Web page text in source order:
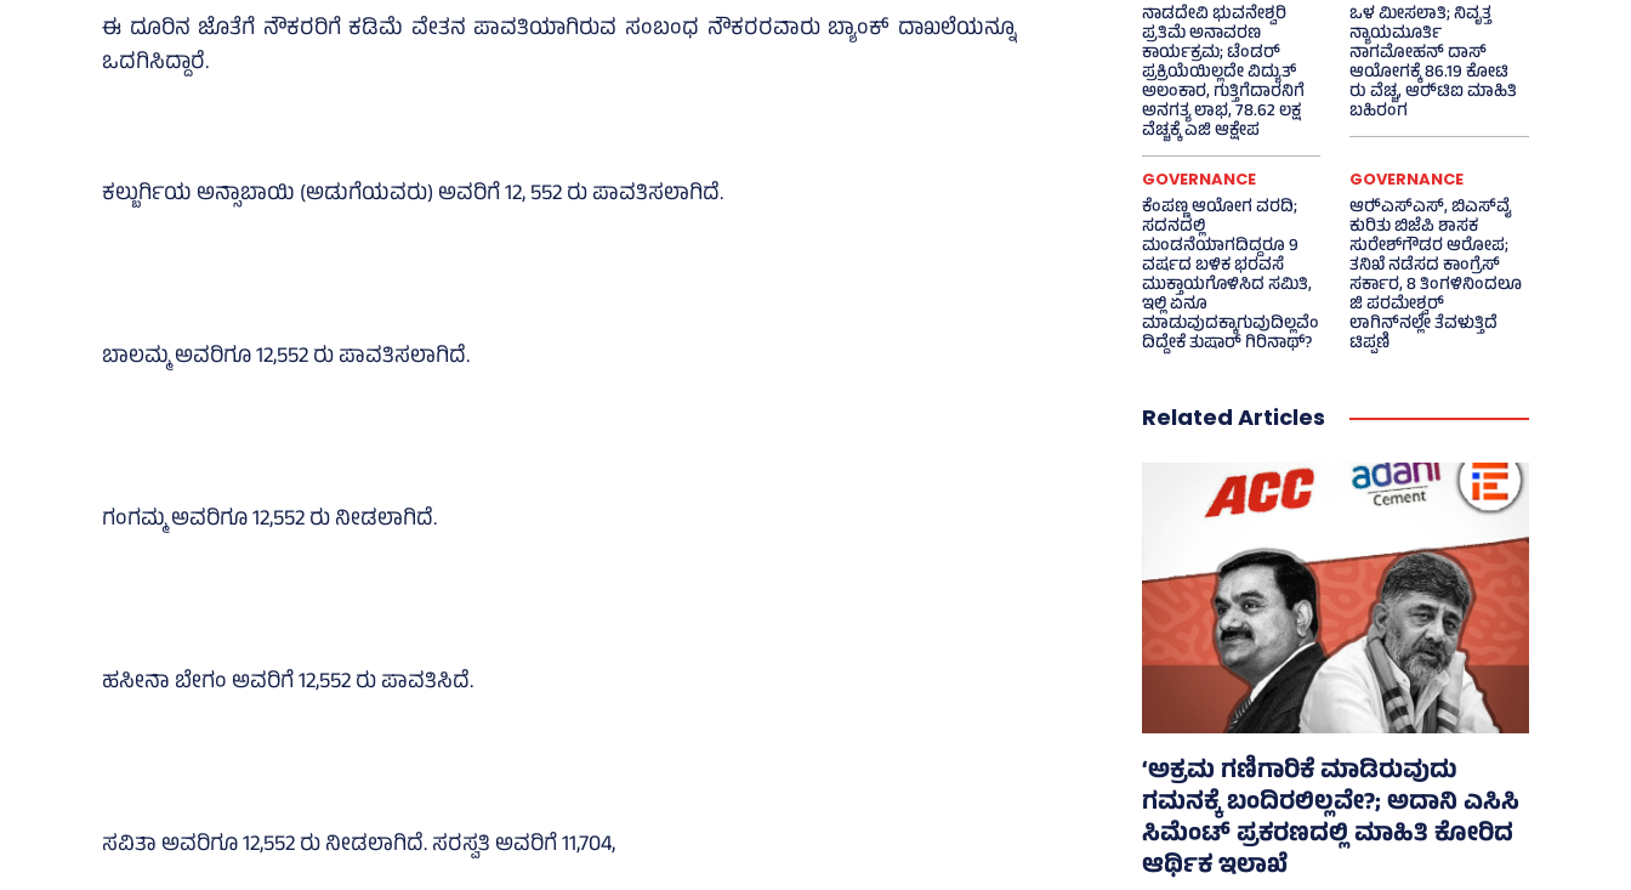
ಈ ದೂರಿನ ಜೊತೆಗೆ ನೌಕರರಿಗೆ ಕಡಿಮೆ ವೇತನ ಪಾವತಿಯಾಗಿರುವ ಸಂಬಂಧ ನೌಕರರವಾರು ಬ್ಯಾಂಕ್‌ ದಾಖಲೆಯನ್ನೂ
ಒದಗಿಸಿದ್ದಾರೆ.
ಕಲ್ಬುರ್ಗಿಯ ಅನ್ಸಾಬಾಯಿ (ಅಡುಗೆಯವರು) ಅವರಿಗೆ 12, 552 ರು ಪಾವತಿಸಲಾಗಿದೆ.
ಬಾಲಮ್ಮ ಅವರಿಗೂ 12,552 ರು ಪಾವತಿಸಲಾಗಿದೆ.
ಗಂಗಮ್ಮ ಅವರಿಗೂ 12,552 ರು ನೀಡಲಾಗಿದೆ.
ಹಸೀನಾ ಬೇಗಂ ಅವರಿಗೆ 12,552 ರು ಪಾವತಿಸಿದೆ.
ಸವಿತಾ ಅವರಿಗೂ 12,552 ರು ನೀಡಲಾಗಿದೆ. ಸರಸ್ವತಿ ಅವರಿಗೆ 11,704,
ನಾಡದೇವಿ ಭುವನೇಶ್ವರಿ
ಪ್ರತಿಮೆ ಅನಾವರಣ
ಕಾರ್ಯಕ್ರಮ; ಟೆಂಡರ್
ಪ್ರಕ್ರಿಯೆಯಿಲ್ಲದೇ ವಿದ್ಯುತ್‌
ಅಲಂಕಾರ, ಗುತ್ತಿಗೆದಾರನಿಗೆ
ಅನಗತ್ಯ ಲಾಭ, 78.62 ಲಕ್ಷ
ವೆಚ್ಚಕ್ಕೆ ಎಜಿ ಆಕ್ಷೇಪ
ಒಳ ಮೀಸಲಾತಿ; ನಿವೃತ್ತ
ನ್ಯಾಯಮೂರ್ತಿ
ನಾಗಮೋಹನ್ ದಾಸ್
ಆಯೋಗಕ್ಕೆ 86.19 ಕೋಟಿ
ರು ವೆಚ್ಚ, ಆರ್‍‌ಟಿಐ ಮಾಹಿತಿ
ಬಹಿರಂಗ
GOVERNANCE
ಕೆಂಪಣ್ಣ ಆಯೋಗ ವರದಿ;
ಸದನದಲ್ಲಿ
ಮಂಡನೆಯಾಗದಿದ್ದರೂ 9
ವರ್ಷದ ಬಳಿಕ ಭರವಸೆ
ಮುಕ್ತಾಯಗೊಳಿಸಿದ ಸಮಿತಿ,
ಇಲ್ಲಿ ಏನೂ
ಮಾಡುವುದಕ್ಕಾಗುವುದಿಲ್ಲವೆಂ
ದಿದ್ದೇಕೆ ತುಷಾರ್ ಗಿರಿನಾಥ್?
GOVERNANCE
ಆರ್‍‌ಎಸ್‌ಎಸ್‌, ಬಿಎಸ್‌ವೈ
ಕುರಿತು ಬಿಜೆಪಿ ಶಾಸಕ
ಸುರೇಶ್‌ಗೌಡರ ಆರೋಪ;
ತನಿಖೆ ನಡೆಸದ ಕಾಂಗ್ರೆಸ್‌
ಸರ್ಕಾರ, 8 ತಿಂಗಳಿನಿಂದಲೂ
ಜಿ ಪರಮೇಶ್ವರ್
ಲಾಗಿನ್‌ನಲ್ಲೇ ತೆವಳುತ್ತಿದೆ
ಟಿಪ್ಪಣಿ
Related Articles
‘ಅಕ್ರಮ ಗಣಿಗಾರಿಕೆ ಮಾಡಿರುವುದು
ಗಮನಕ್ಕೆ ಬಂದಿರಲಿಲ್ಲವೇ?; ಅದಾನಿ ಎಸಿಸಿ
ಸಿಮೆಂಟ್ ಪ್ರಕರಣದಲ್ಲಿ ಮಾಹಿತಿ ಕೋರಿದ
ಆರ್ಥಿಕ ಇಲಾಖೆ